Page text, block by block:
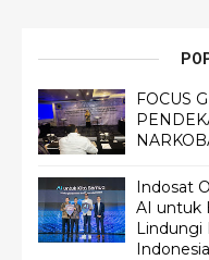
FOCUS
Indosat
AI untuk
Lindungi
Indonesia